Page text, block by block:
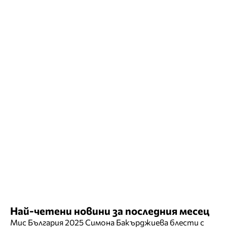
Най-четени новини за последния месец
Мис България 2025 Симона Бакърджиева блести с